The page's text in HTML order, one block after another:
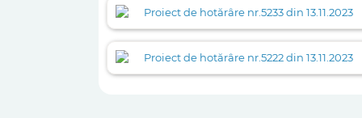
Proiect de hotărâre nr.5233 din 13.11.2023
Proiect de hotărâre nr.5222 din 13.11.2023